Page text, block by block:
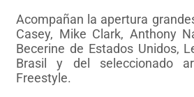
Acompañan la apertura
Casey, Mike Clark, Anthony
Becerine de Estados Unidos,
Brasil y del seleccionado
Freestyle.